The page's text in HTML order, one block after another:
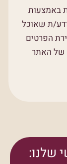
באמצעות
ת שאוכל
הפרטים
של האתר
שלנו: